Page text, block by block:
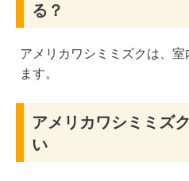
る？
アメリカワシミミズクは、
ます。
アメリカワシミミズ
い